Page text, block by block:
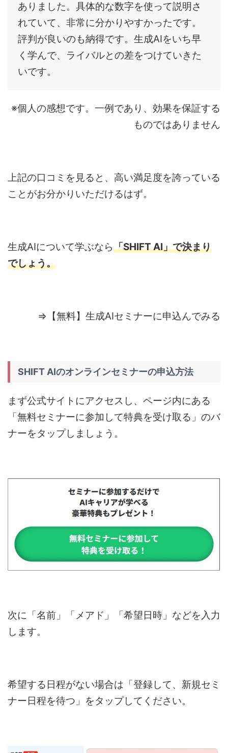
ありました。具体的な数字を使って説明さ
れていて、非常に分かりやすかったです。
評判が良いのも納得です。生成AIをいち早
く学んで、ライバルとの差をつけていきた
いです。
※個人の感想です。一例であり、効果を保証する
ものではありません
上記の口コミを見ると、高い満足度を誇っている
ことがお分かりいただけるはず。
生成AIについて学ぶなら「SHIFT AI」で決まり
でしょう。
⇒【無料】生成AIセミナーに申込んでみる
SHIFT AIのオンラインセミナーの申込方法
まず公式サイトにアクセスし、ページ内にある
「無料セミナーに参加して特典を受け取る」のバ
ナーをタップしましょう。
次に「名前」「メアド」「希望日時」などを入力
します。
希望する日程がない場合は「登録して、新規セミ
ナー日程を待つ」をタップしてください。